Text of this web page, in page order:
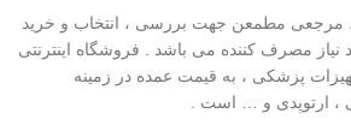
، مرجعی مطمعن جهت بررسی ، انتخاب و خرید
نیاز مصرف کننده می باشد . فروشگاه اینترنتی
پزشکی ، به قیمت عمده در زمینه
، ارتوپدی و … است .